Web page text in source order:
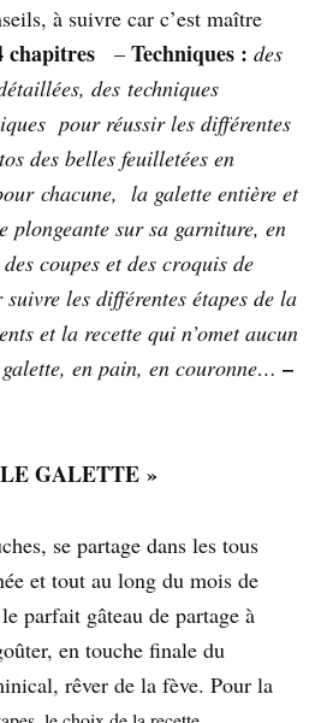
à suivre car c’est maître
chapitres – Techniques : des
des techniques
pour réussir les différentes
des belles feuilletées en
chacune, la galette entière et
plongeante sur sa garniture, en
coupes et des croquis de
les différentes étapes de la
et la recette qui n’omet aucun
en pain, en couronne… –
GALETTE »
se partage dans les tous
et tout au long du mois de
parfait gâteau de partage à
en touche finale du
rêver de la fève. Pour la